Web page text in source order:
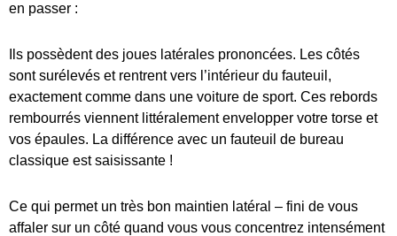
en passer :
Ils possèdent des joues latérales prononcées. Les côtés
sont surélevés et rentrent vers l’intérieur du fauteuil,
exactement comme dans une voiture de sport. Ces rebords
rembourrés viennent littéralement envelopper votre torse et
vos épaules. La différence avec un fauteuil de bureau
classique est saisissante !
Ce qui permet un très bon maintien latéral – fini de vous
affaler sur un côté quand vous vous concentrez intensément